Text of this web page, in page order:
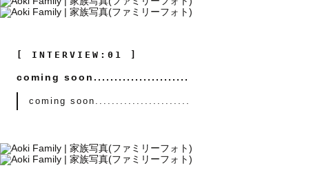
[ INTERVIEW:01 ]
coming soon.......................
coming soon.......................